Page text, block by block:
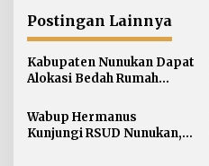
a
s
i
p
o
s
Postingan Lainnya
Kabupaten Nunukan Dapat
Alokasi Bedah Rumah
916 Unit
Wabup Hermanus
Kunjungi RSUD Nunukan,